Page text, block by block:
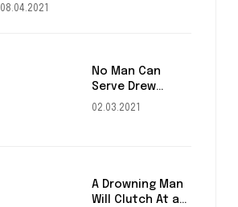
08.04.2021
No Man Can
Serve Drew
Masters
02.03.2021
A Drowning Man
Will Clutch At a